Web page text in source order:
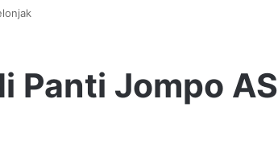
Panti Jompo AS